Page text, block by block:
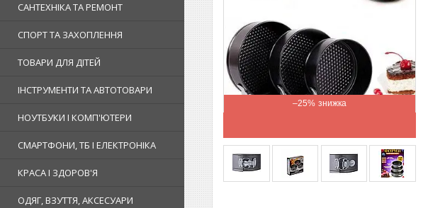
САНТЕХНІКА ТА РЕМОНТ
СПОРТ ТА ЗАХОПЛЕННЯ
ТОВАРИ ДЛЯ ДІТЕЙ
ІНСТРУМЕНТИ ТА АВТОТОВАРИ
НОУТБУКИ І КОМП'ЮТЕРИ
СМАРТФОНИ, ТБ І ЕЛЕКТРОНІКА
КРАСА І ЗДОРОВ'Я
ОДЯГ, ВЗУТТЯ, АКСЕСУАРИ
–25%